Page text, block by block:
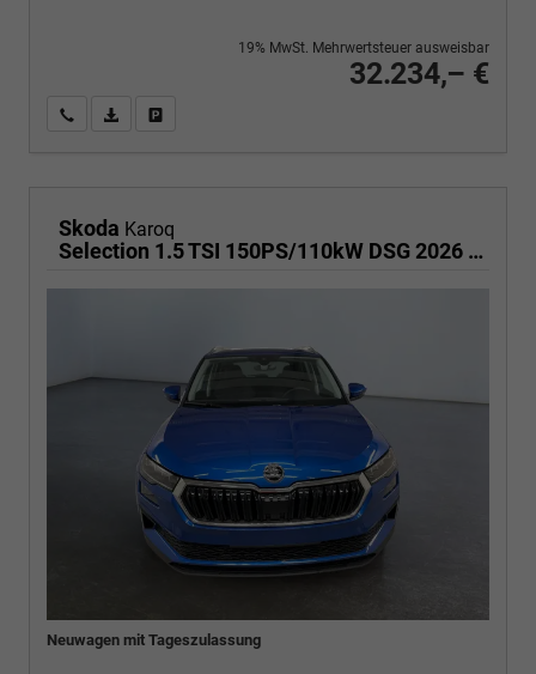
32.234,– €
19% MwSt. Mehrwertsteuer ausweisbar
Wir rufen Sie anPDF-Fahrzeugexposé drucken
Skoda Karoq
Selection 1.5 TSI 150PS/110kW DSG 2026 | +TravelAssist +RFK & Parksensoren +Var. Gepäckraumboden
Neuwagen mit Tageszulassung